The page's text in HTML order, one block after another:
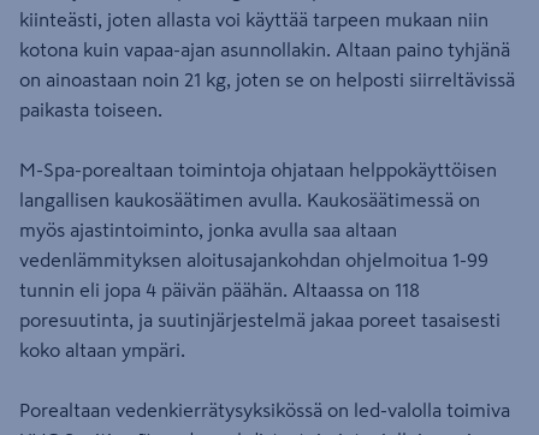
kiinteästi, joten allasta voi käyttää tarpeen mukaan niin
kotona kuin vapaa-ajan asunnollakin. Altaan paino tyhjänä
on ainoastaan noin 21 kg, joten se on helposti siirreltävissä
paikasta toiseen.
M-Spa-porealtaan toimintoja ohjataan helppokäyttöisen
langallisen kaukosäätimen avulla. Kaukosäätimessä on
myös ajastintoiminto, jonka avulla saa altaan
vedenlämmityksen aloitusajankohdan ohjelmoitua 1-99
tunnin eli jopa 4 päivän päähän. Altaassa on 118
poresuutinta, ja suutinjärjestelmä jakaa poreet tasaisesti
koko altaan ympäri.
Porealtaan vedenkierrätysyksikössä on led-valolla toimiva